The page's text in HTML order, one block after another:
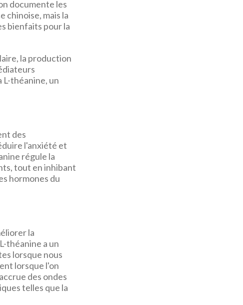
documente les
chinoise, mais la
bienfaits pour la
la production
L-théanine, un
des
l'anxiété et
régule la
tout en inhibant
hormones du
la
théanine a un
lorsque nous
lorsque l'on
des ondes
telles que la